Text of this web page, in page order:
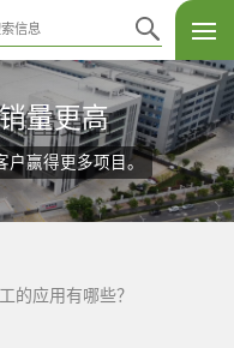
量更高
户赢得更多项目。
的应用有哪些？